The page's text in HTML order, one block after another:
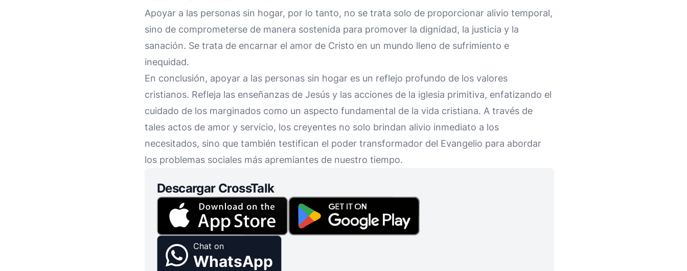
Apoyar a las personas sin hogar, por lo tanto, no se trata solo de proporcionar alivio temporal,
sino de comprometerse de manera sostenida para promover la dignidad, la justicia y la
sanación. Se trata de encarnar el amor de Cristo en un mundo lleno de sufrimiento e
inequidad.
En conclusión, apoyar a las personas sin hogar es un reflejo profundo de los valores
cristianos. Refleja las enseñanzas de Jesús y las acciones de la iglesia primitiva, enfatizando el
cuidado de los marginados como un aspecto fundamental de la vida cristiana. A través de
tales actos de amor y servicio, los creyentes no solo brindan alivio inmediato a los
necesitados, sino que también testifican el poder transformador del Evangelio para abordar
los problemas sociales más apremiantes de nuestro tiempo.
Descargar CrossTalk
Chat on
WhatsApp